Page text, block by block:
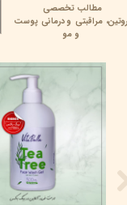
مطالب تخصصی
روتین،مراقبتی ودرمانی پوست
و مو